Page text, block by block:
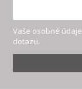
Vaše osobné
dotazu.